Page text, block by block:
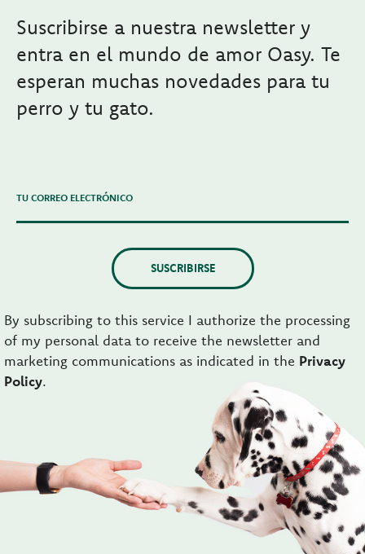
Suscribirse a nuestra newsletter y
entra en el mundo de amor Oasy. Te
esperan muchas novedades para tu
perro y tu gato.
TU CORREO ELECTRÓNICO
SUSCRIBIRSE
By subscribing to this service I authorize the processing
of my personal data to receive the newsletter and
marketing communications as indicated in the Privacy
Policy.